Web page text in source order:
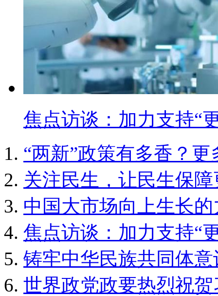
焦点访谈：加力支持“
“两新”政策有多香？
关注民生，让民生保
中国大市场向上生长
焦点访谈：加力支持“
铸牢中华民族共同体
世界政党政要热烈祝